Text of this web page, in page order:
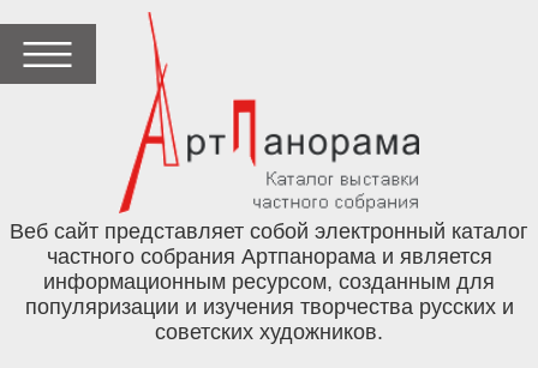
Веб сайт представляет собой электронный каталог
частного собрания Артпанорама и является
информационным ресурсом, созданным для
популяризации и изучения творчества русских и
советских художников.